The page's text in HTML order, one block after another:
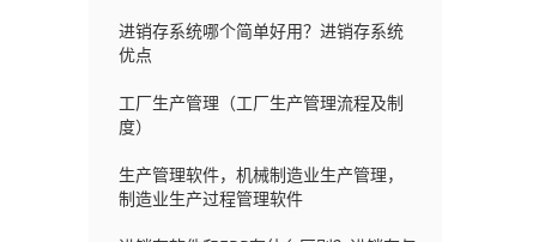
进销存系统哪个简单好用？进销存系统
优点
工厂生产管理（工厂生产管理流程及制
度）
生产管理软件，机械制造业生产管理，
制造业生产过程管理软件